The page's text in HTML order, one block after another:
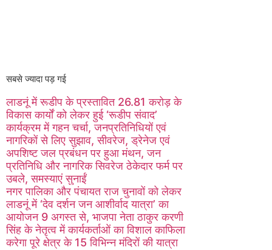
सबसे ज्यादा पड़ गई
लाडनूं में रूडीप के प्रस्तावित 26.81 करोड़ के
विकास कार्यों को लेकर हुई ‘रूडीप संवाद’
कार्यक्रम में गहन चर्चा, जनप्रतिनिधियों एवं
नागरिकों से लिए सुझाव, सीवरेज, ड्रेनेज एवं
अपशिष्ट जल प्रबंधन पर हुआ मंथन, जन
प्रतिनिधि और नागरिक सिवरेज ठेकेदार फर्म पर
उबले, समस्याएं सुनाईं
नगर पालिका और पंचायत राज चुनावों को लेकर
लाडनूं में ‘देव दर्शन जन आशीर्वाद यात्रा’ का
आयोजन 9 अगस्त से, भाजपा नेता ठाकुर करणी
सिंह के नेतृत्व में कार्यकर्ताओं का विशाल काफिला
करेगा पूरे क्षेत्र के 15 विभिन्न मंदिरों की यात्रा